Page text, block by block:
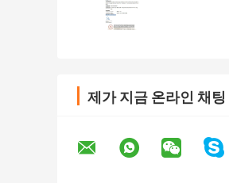
제가 지금 온라인 채팅